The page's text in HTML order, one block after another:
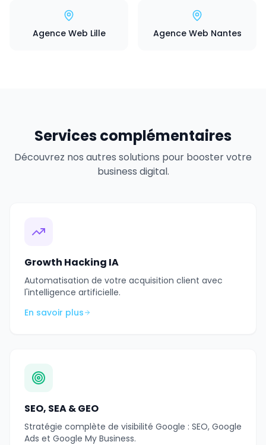
Agence Web Lille Agence Web Nantes
Services complémentaires
Découvrez nos autres solutions pour booster votre
business digital.
Growth Hacking IA
Automatisation de votre acquisition client avec
l'intelligence artificielle.
En savoir plus
SEO, SEA & GEO
Stratégie complète de visibilité Google : SEO, Google
Ads et Google My Business.